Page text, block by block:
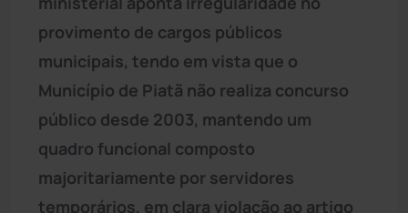
provimento de cargos públicos
municipais, tendo em vista que o
Município de Piatã não realiza concurso
público desde 2003, mantendo um
quadro funcional composto
majoritariamente por servidores
temporários, em clara violação ao artigo